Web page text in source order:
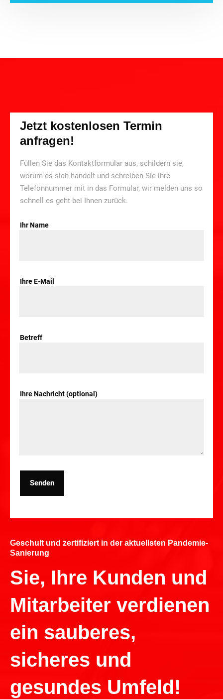
Jetzt kostenlosen Termin
anfragen!
Füllen Sie das Kontaktformular aus, schildern sie,
worum es sich handelt und schreiben Sie ihre
Telefonnummer mit in das Formular, wir melden uns so
schnell es geht bei Ihnen zurück.
Ihr Name
Ihre E-Mail
Betreff
Ihre Nachricht (optional)
Senden
Geschult und zertifiziert in der aktuellsten Pandemie-
Sanierung
Sie, Ihre Kunden und
Mitarbeiter verdienen
ein sauberes,
sicheres und
gesundes Umfeld!